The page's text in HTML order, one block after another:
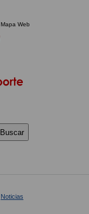
Mapa Web
Buscar
Noticias